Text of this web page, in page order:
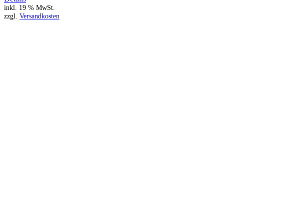
inkl. 19 % MwSt.
zzgl. Versandkosten